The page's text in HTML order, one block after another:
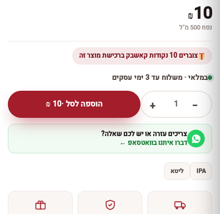
₪10
נפח 500 מ''ל
צוברים 10 נקודות קאשבק ברכישת מוצר זה
במלאי · משלוח עד 3 ימי עסקים
−
1
+ הוספה לסל ·10
₪
צריכים עזרה או יש לכם שאלה?
דברו איתנו בוואטסאפ ←
IPA ליטא